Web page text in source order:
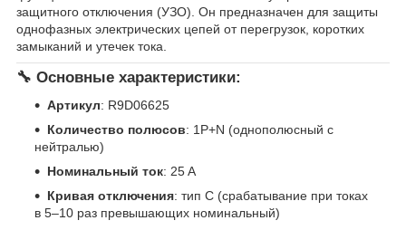
защитного отключения (УЗО). Он предназначен для защиты
однофазных электрических цепей от перегрузок, коротких
замыканий и утечек тока.
🔧 Основные характеристики:
Артикул: R9D06625
Количество полюсов: 1P+N (однополюсный с
нейтралью)
Номинальный ток: 25 А
Кривая отключения: тип C (срабатывание при токах
в 5–10 раз превышающих номинальный)